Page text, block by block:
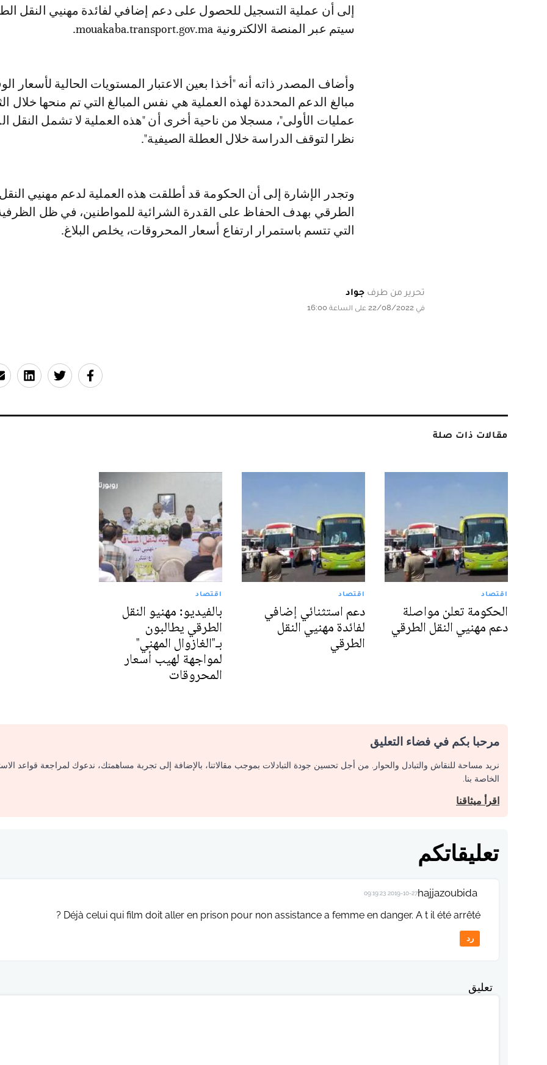
إلى أن عملية التسجيل للحصول على دعم إضافي لفائدة مهنيي النقل
سيتم عبر المنصة الالكترونية mouakaba.transport.gov.ma.
وأضاف المصدر ذاته أنه "أخذا بعين الاعتبار المستويات الحالية لأسعار
مبالغ الدعم المحددة لهذه العملية هي نفس المبالغ التي تم منحها خلال
عمليات الأولى"، مسجلا من ناحية أخرى أن "هذه العملية لا تشمل النقل
نظرا لتوقف الدراسة خلال العطلة الصيفية".
وتجدر الإشارة إلى أن الحكومة قد أطلقت هذه العملية لدعم مهنيي
الطرقي بهدف الحفاظ على القدرة الشرائية للمواطنين، في ظل
التي تتسم باستمرار ارتفاع أسعار المحروقات، يخلص البلاغ.
تحرير من طرف جواد
في 22/08/2022 على الساعة 16:00
مقالات ذات صلة
اقتصاد
الحكومة تعلن مواصلة
دعم مهنيي النقل الطرقي
اقتصاد
دعم استثنائي إضافي
لفائدة مهنيي النقل
الطرقي
اقتصاد
بالفيديو: مهنيو النقل
الطرقي يطالبون
بـ"الغازوال المهني"
لمواجهة لهيب أسعار
المحروقات
مرحبا بكم في فضاء التعليق
نريد مساحة للنقاش والتبادل والحوار. من أجل تحسين جودة التبادلات بموجب مقالاتنا، بالإضافة إلى تجربة مساهمتك، ندعوك لمراجعة قواعد
الخاصة بنا.
اقرأ ميثاقنا
تعليقاتكم
hajjazoubida
2019-10-27 09:19:23
Déjà celui qui film doit aller en prison pour non assistance a femme en danger. A t il été arrêté ?
رد
تعليق